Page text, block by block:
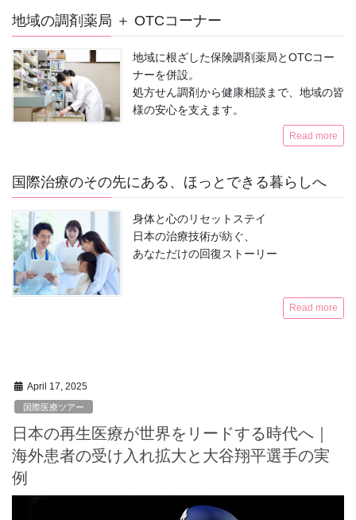
地域の調剤薬局 ＋ OTCコーナー
地域に根ざした保険調剤薬局とOTCコー
ナーを併設。
処方せん調剤から健康相談まで、地域の皆
様の安心を支えます。
Read more
国際治療のその先にある、ほっとできる暮らしへ
身体と心のリセットステイ
日本の治療技術が紡ぐ、
あなただけの回復ストーリー
Read more
April 17, 2025
国際医療ツアー
日本の再生医療が世界をリードする時代へ｜
海外患者の受け入れ拡大と大谷翔平選手の実
例